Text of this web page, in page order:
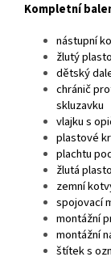
Kompletní
nástupní
žlutý
dětský
chránič
skluzavku
vlajku s
plastové
plachtu
žlutá
zemní
spojovací
montážní
montážní
štítek s